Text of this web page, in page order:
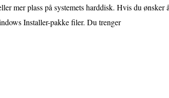
mer plass på systemets harddisk. Hvis du ønsker
Installer-pakke filer. Du trenger